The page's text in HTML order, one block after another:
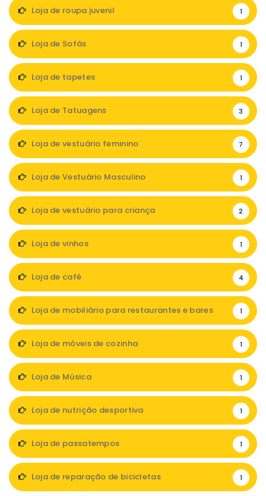
Loja de roupa juvenil 1
Loja de Sofás 1
Loja de tapetes 1
Loja de Tatuagens 3
Loja de vestuário feminino 7
Loja de Vestuário Masculino 1
Loja de vestuário para criança 2
Loja de vinhos 1
Loja de café 4
Loja de mobiliário para restaurantes e bares 1
Loja de móveis de cozinha 1
Loja de Música 1
Loja de nutrição desportiva 1
Loja de passatempos 1
Loja de reparação de bicicletas 1